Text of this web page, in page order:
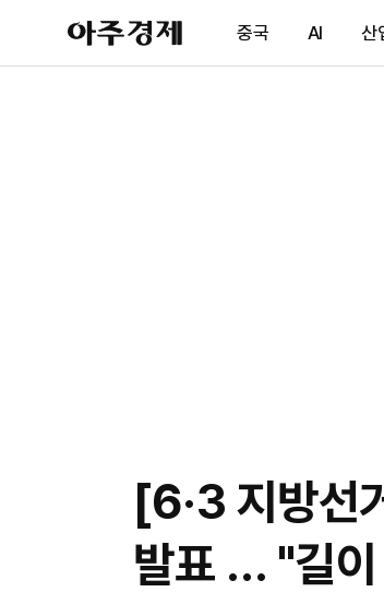
아
주
제
중국 AI 산
[6·3 지방선
발표 … "길이